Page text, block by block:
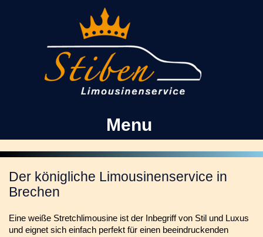
Menu
Der königliche Limousinenservice in
Brechen
Eine weiße Stretchlimousine ist der Inbegriff von Stil und Luxus
und eignet sich einfach perfekt für einen beeindruckenden